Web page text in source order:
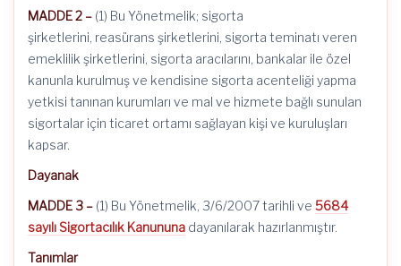
MADDE 2 – (1) Bu Yönetmelik; sigorta
şirketlerini, reasürans şirketlerini, sigorta teminatı veren
emeklilik şirketlerini, sigorta aracılarını, bankalar ile özel
kanunla kurulmuş ve kendisine sigorta acenteliği yapma
yetkisi tanınan kurumları ve mal ve hizmete bağlı sunulan
sigortalar için ticaret ortamı sağlayan kişi ve kuruluşları
kapsar.
Dayanak
MADDE 3 – (1) Bu Yönetmelik, 3/6/2007 tarihli ve 5684
sayılı Sigortacılık Kanununa dayanılarak hazırlanmıştır.
Tanımlar